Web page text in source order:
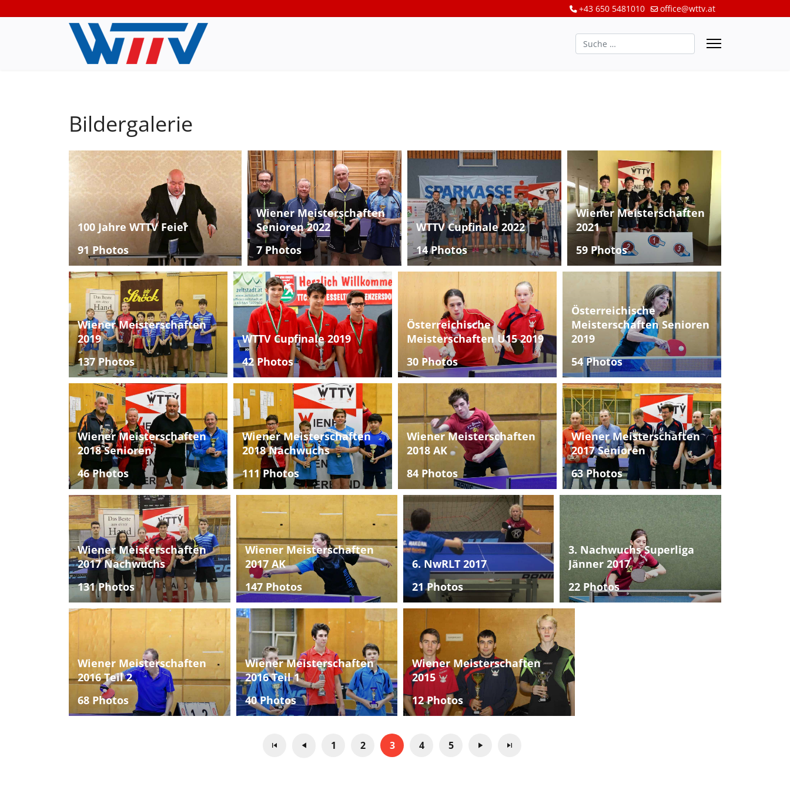
+43 650 5481010 office@wttv.at
Suchen
Bildergalerie
100 Jahre WTTV Feier
91 Photos
Wiener Meisterschaften
Senioren 2022
7 Photos
WTTV Cupfinale 2022
14 Photos
Wiener Meisterschaften
2021
59 Photos
Wiener Meisterschaften
2019
137 Photos
WTTV Cupfinale 2019
42 Photos
Österreichische
Meisterschaften U15 2019
30 Photos
Österreichische
Meisterschaften Senioren
2019
54 Photos
Wiener Meisterschaften
2018 Senioren
46 Photos
Wiener Meisterschaften
2018 Nachwuchs
111 Photos
Wiener Meisterschaften
2018 AK
84 Photos
Wiener Meisterschaften
2017 Senioren
63 Photos
Wiener Meisterschaften
2017 Nachwuchs
131 Photos
Wiener Meisterschaften
2017 AK
147 Photos
6. NwRLT 2017
21 Photos
3. Nachwuchs Superliga
Jänner 2017
22 Photos
Wiener Meisterschaften
2016 Teil 2
68 Photos
Wiener Meisterschaften
2016 Teil 1
40 Photos
Wiener Meisterschaften
2015
12 Photos
1 2 3 4 5